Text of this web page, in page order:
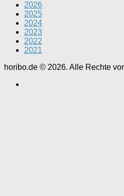
2026
2025
2024
2023
2022
2021
horibo.de © 2026. Alle Rechte